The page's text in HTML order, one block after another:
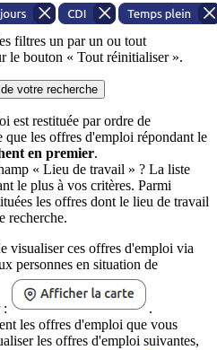
filtres un par un ou tout
le bouton « Tout réinitialiser ».
votre recherche
est restituée par ordre de
que les offres d'emploi répondant le
en premier.
« Lieu de travail » ? La liste
le plus à vos critères. Parmi
les offres dont le lieu de travail
recherche.
visualiser ces offres d'emploi via
personnes en situation de
:
.
les offres d'emploi que vous
les offres d'emploi suivantes,